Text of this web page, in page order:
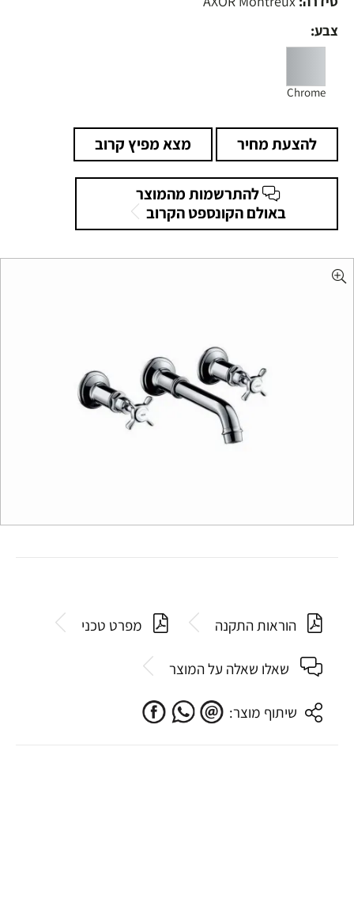
צבע:
Chrome
להצעת מחיר מצא מפיץ קרוב
להתרשמות מהמוצר
באולם הקונספט הקרוב
הוראות התקנה מפרט טכני
שאלו שאלה על המוצר
שיתוף מוצר: